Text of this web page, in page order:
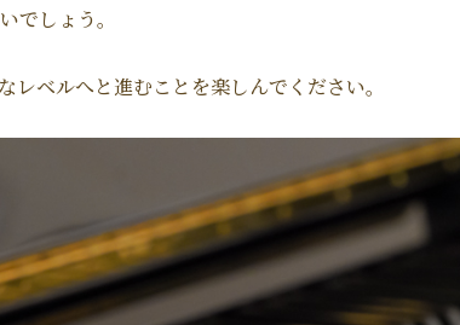
でしょう。
ベルへと進むことを楽しんでください。